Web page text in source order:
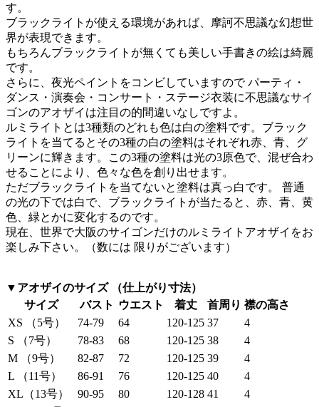
す。
ブラックライトが使える環境があれば、摩訶不思議な幻想世
界が表現できます。
もちろんブラックライトが無くても美しい手書きの絵は綺麗
です。
さらに、夜光ペイントをコンビしていますので パーティ・
ダンス・演奏会・コンサート・ステージ衣装に不思議なサイ
ゴンのアオザイは注目の的間違いなしですよ。
ルミライトとは3種類のどれも色は白の塗料です。ブラック
ライトを当てるとその3種の白の塗料はそれぞれ赤、青、グ
リーンに輝きます。この3種の塗料は光の3原色で、混ぜ合わ
せることにより、色々な色を創り出せます。
ただブラックライトを当てないと塗料は真っ白です。 普通
の光の下では白で、ブラックライトが当たると、赤、青、黄
色、緑とかに変化するのです。
現在、世界で大阪のサイゴンだけのルミライトアオザイをお
楽しみ下さい。（数には 限りがございます）
▼アオザイのサイズ （仕上がり寸法）
サイズ
バスト ウエスト 着丈 首周り 襟の高さ
XS （5号）
74-79 64 120-125 37
4
S （7号）
78-83 68 120-125 38
4
M （9号）
82-87 72 120-125 39
4
L （11号）
86-91 76 120-125 40
4
XL（13号）
90-95 80 120-128 41
4